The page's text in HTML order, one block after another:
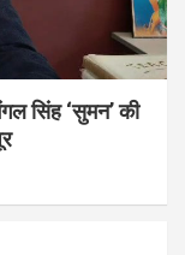
सिंह ‘सुमन’ की